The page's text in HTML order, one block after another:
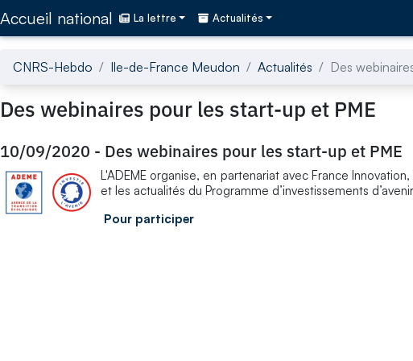
Accueil national La lettre Actualités
CNRS-Hebdo Ile-de-France Meudon Actualités Des
Des webinaires pour les start-up et PME
10/09/2020 - Des webinaires pour les start-up et PME
L'ADEME organise, en partenariat avec France
et les actualités du Programme d’investissements
Pour participer